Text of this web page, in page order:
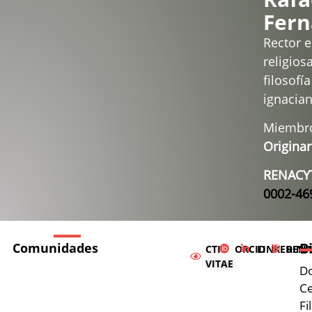
Rector
0002-
Comunidades
CTI
VITAE
ORCIDLINKEDIN